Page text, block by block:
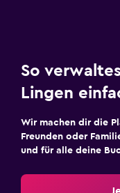
So
Lingen
Wir machen dir die
Freunden oder
und für alle deine